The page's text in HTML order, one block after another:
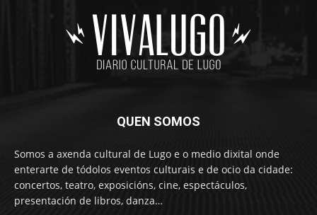
QUEN SOMOS
Somos a axenda cultural de Lugo e o medio dixital onde
enterarte de tódolos eventos culturais e de ocio da cidade:
concertos, teatro, exposicións, cine, espectáculos,
presentación de libros, danza…